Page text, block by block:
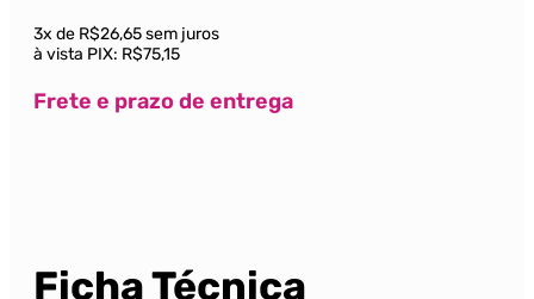
3x de R$26,65 sem juros
à vista PIX: R$75,15
Frete e prazo de entrega
Ficha Técnica